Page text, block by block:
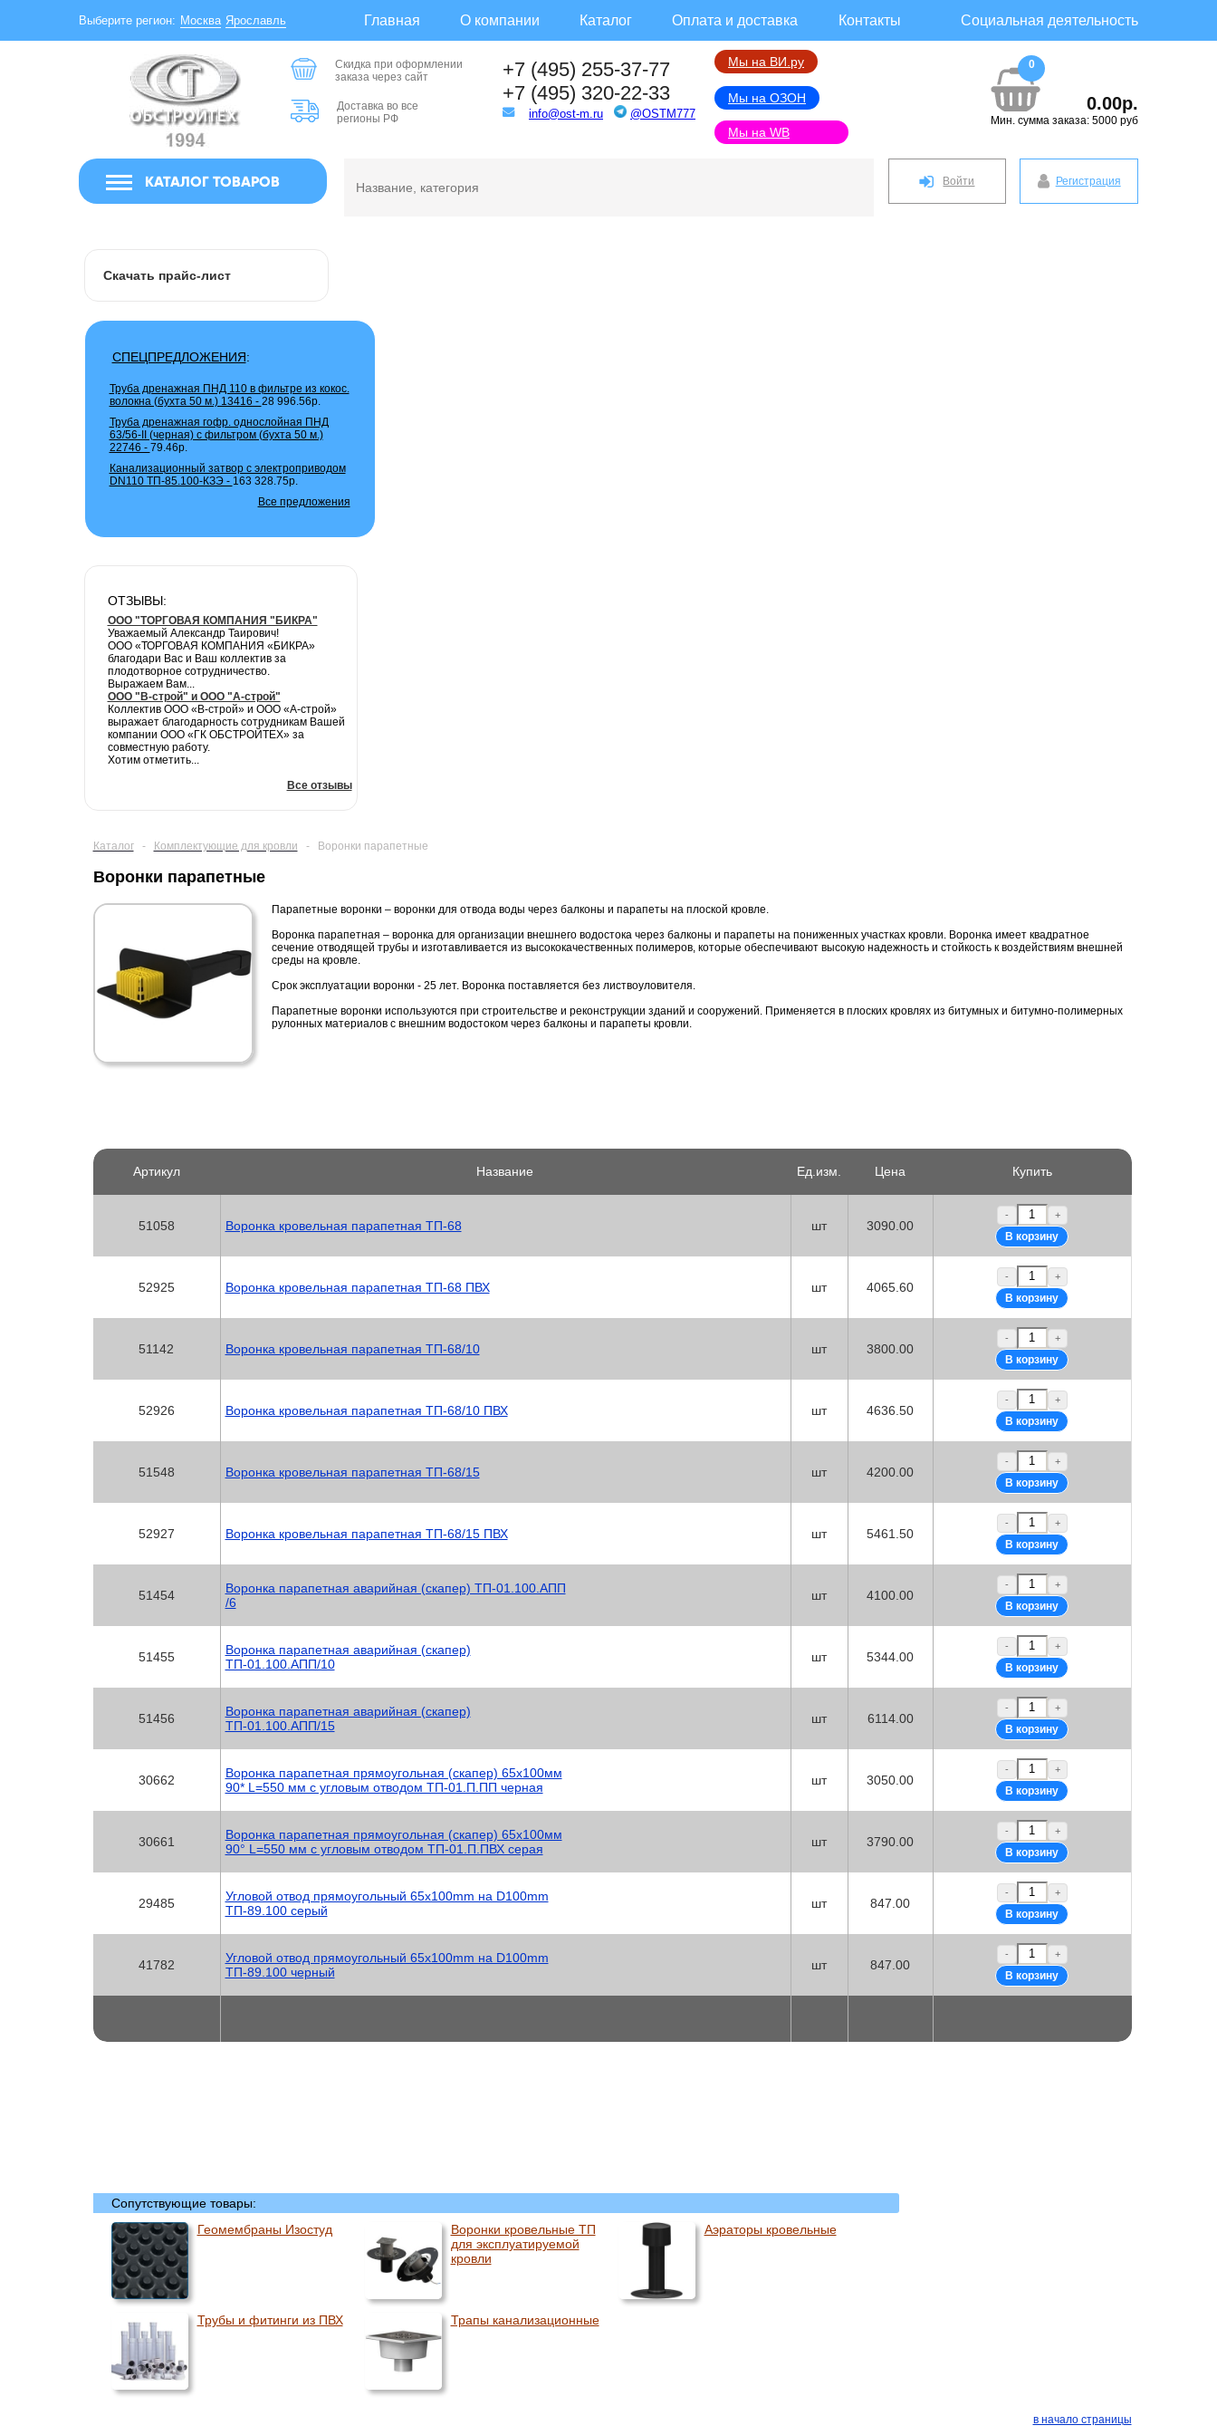
Выберите регион: Москва Ярославль Главная О компании Каталог Оплата и доставка Контакты Социальная деятельность
Скидка при оформлении
заказа через сайт
Доставка во все
регионы РФ
+7 (495) 255-37-77
+7 (495) 320-22-33
info@ost-m.ru @OSTM777
Мы на ВИ.ру
Мы на ОЗОН
Мы на WB
0
0.00р.
Мин. сумма заказа: 5000 руб
КАТАЛОГ ТОВАРОВ Регистрация
Войти
Скачать прайс-лист
СПЕЦПРЕДЛОЖЕНИЯ:
Труба дренажная ПНД 110 в фильтре из кокос.
волокна (бухта 50 м.) 13416 - 28 996.56р.
Труба дренажная гофр. однослойная ПНД
63/56-II (черная) с фильтром (бухта 50 м.)
22746 - 79.46р.
Канализационный затвор с электроприводом
DN110 ТП-85.100-КЗЭ - 163 328.75р.
Все предложения
ОТЗЫВЫ:
ООО "ТОРГОВАЯ КОМПАНИЯ "БИКРА"
Уважаемый Александр Таирович!
ООО «ТОРГОВАЯ КОМПАНИЯ «БИКРА»
благодари Вас и Ваш коллектив за
плодотворное сотрудничество.
Выражаем Вам...
ООО "В-строй" и ООО "А-строй"
Коллектив ООО «В-строй» и ООО «А-строй»
выражает благодарность сотрудникам Вашей
компании ООО «ГК ОБСТРОЙТЕХ» за
совместную работу.
Хотим отметить...
Все отзывы
Каталог - Комплектующие для кровли - Воронки парапетные
Воронки парапетные
Парапетные воронки – воронки для отвода воды через балконы и парапеты на плоской кровле.
Воронка парапетная – воронка для организации внешнего водостока через балконы и парапеты на пониженных участках кровли. Воронка имеет квадратное
сечение отводящей трубы и изготавливается из высококачественных полимеров, которые обеспечивают высокую надежность и стойкость к воздействиям внешней
среды на кровле.
Срок эксплуатации воронки - 25 лет. Воронка поставляется без листвоуловителя.
Парапетные воронки используются при строительстве и реконструкции зданий и сооружений. Применяется в плоских кровлях из битумных и битумно-полимерных
рулонных материалов с внешним водостоком через балконы и парапеты кровли.
Артикул Название Ед.изм. Цена Купить
51058 Воронка кровельная парапетная ТП-68 шт 3090.00
- +
52925 Воронка кровельная парапетная ТП-68 ПВХ шт 4065.60
- +
51142 Воронка кровельная парапетная ТП-68/10 шт 3800.00
- +
52926 Воронка кровельная парапетная ТП-68/10 ПВХ шт 4636.50
- +
51548 Воронка кровельная парапетная ТП-68/15 шт 4200.00
- +
52927 Воронка кровельная парапетная ТП-68/15 ПВХ шт 5461.50
- +
51454
Воронка парапетная аварийная (скапер) ТП-01.100.АПП
/6
шт 4100.00
- +
51455
Воронка парапетная аварийная (скапер)
ТП-01.100.АПП/10
шт 5344.00
- +
51456
Воронка парапетная аварийная (скапер)
ТП-01.100.АПП/15
шт 6114.00
- +
30662
Воронка парапетная прямоугольная (скапер) 65x100мм
90* L=550 мм с угловым отводом ТП-01.П.ПП черная
шт 3050.00
- +
30661
Воронка парапетная прямоугольная (скапер) 65x100мм
90° L=550 мм с угловым отводом ТП-01.П.ПВХ серая
шт 3790.00
- +
29485
Угловой отвод прямоугольный 65х100mm на D100mm
ТП-89.100 серый
шт 847.00
- +
41782
Угловой отвод прямоугольный 65х100mm на D100mm
ТП-89.100 черный
шт 847.00
- +
Сопутствующие товары:
Геомембраны Изостуд
Воронки кровельные ТП
для эксплуатируемой
кровли
Аэраторы кровельные
Трубы и фитинги из ПВХ Трапы канализационные
в начало страницы